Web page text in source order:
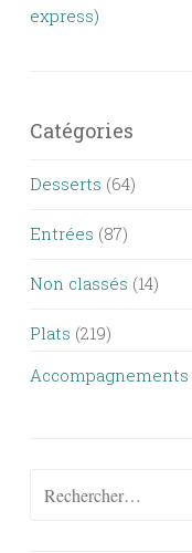
express)
Catégories
Desserts (64)
Entrées (87)
Non classés (14)
Plats (219)
Accompagnements
Rechercher :